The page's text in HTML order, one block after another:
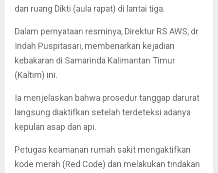
dan ruang Dikti (aula rapat) di lantai tiga.
Dalam pernyataan resminya, Direktur RS AWS, dr
Indah Puspitasari, membenarkan kejadian
kebakaran di Samarinda Kalimantan Timur
(Kaltim) ini.
Ia menjelaskan bahwa prosedur tanggap darurat
langsung diaktifkan setelah terdeteksi adanya
kepulan asap dan api.
Petugas keamanan rumah sakit mengaktifkan
kode merah (Red Code) dan melakukan tindakan